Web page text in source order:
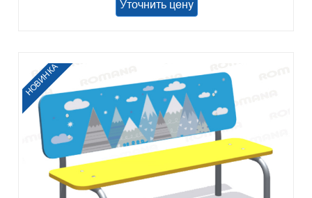
Уточнить цену
НОВИНКА